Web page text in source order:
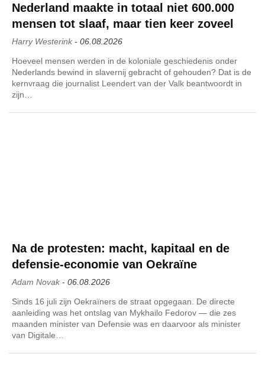
Nederland maakte in totaal niet 600.000
mensen tot slaaf, maar tien keer zoveel
Harry Westerink - 06.08.2026
Hoeveel mensen werden in de koloniale geschiedenis onder
Nederlands bewind in slavernij gebracht of gehouden? Dat is de
kernvraag die journalist Leendert van der Valk beantwoordt in
zijn…
Na de protesten: macht, kapitaal en de
defensie-economie van Oekraïne
Adam Novak - 06.08.2026
Sinds 16 juli zijn Oekraïners de straat opgegaan. De directe
aanleiding was het ontslag van Mykhailo Fedorov — die zes
maanden minister van Defensie was en daarvoor als minister
van Digitale…